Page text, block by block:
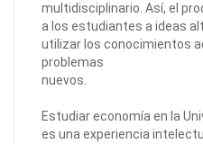
multidisciplinario. Así, el
a los estudiantes a ideas
utilizar los conocimientos
problemas
nuevos.
Estudiar economía en la
es una experiencia